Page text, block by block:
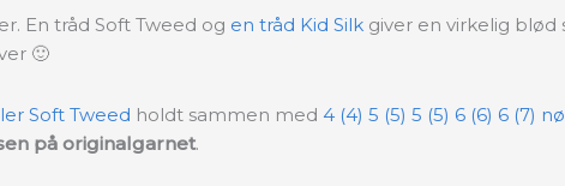
En tråd Soft Tweed og en tråd Kid Silk giver en virkelig
🙂
Soft Tweed holdt sammen med 4 (4) 5 (5) 5 (5) 6 (6) 6 (7)
på originalgarnet.